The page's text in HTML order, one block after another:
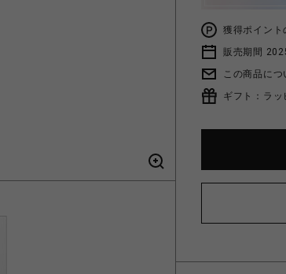
獲得ポイント
販売期間
この商品につ
ギフト：ラッ